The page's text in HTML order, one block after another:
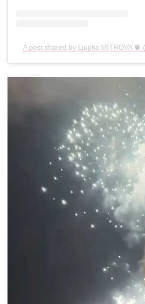
A post shared by Ljupka MITROVA 🫀